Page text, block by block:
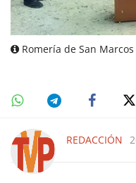
Romería de San Marcos
REDACCIÓN